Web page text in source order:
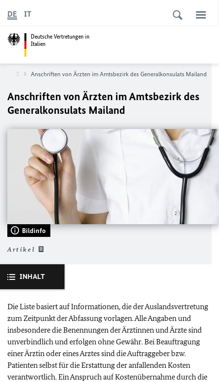
Deutsche Vertretungen in
Italien
DE IT
A-Z Anschriften von Ärzten im Amtsbezirk des Generalkonsulats Mailand
Anschriften von Ärzten im Amtsbezirk des
Generalkonsulats Mailand
Bildinfo
Artikel
INHALT
Die Liste basiert auf Informationen, die der Auslandsvertretung
zum Zeitpunkt der Abfassung vorlagen. Alle Angaben und
insbesondere die Benennungen der Ärztinnen und Ärzte sind
unverbindlich und erfolgen ohne Gewähr. Bei Beauftragung
einer Ärztin oder eines Arztes sind die Auftraggeber bzw.
Patienten selbst für die Erstattung der anfallenden Kosten
verantwortlich. Ein Anspruch auf Kostenübernahme durch die